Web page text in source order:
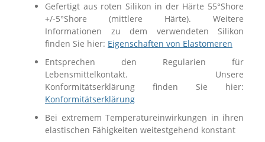
Gefertigt aus roten Silikon in der Härte 55°Shore
+/-5°Shore (mittlere Härte). Weitere
Informationen zu dem verwendeten Silikon
finden Sie hier: Eigenschaften von Elastomeren
Entsprechen den Regularien für
Lebensmittelkontakt. Unsere
Konformitätserklärung finden Sie hier:
Konformitätserklärung
Bei extremem Temperatureinwirkungen in ihren
elastischen Fähigkeiten weitestgehend konstant